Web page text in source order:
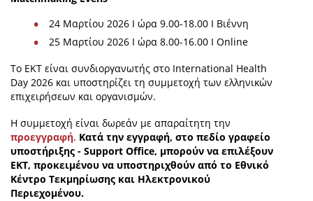
24 Μαρτίου 2026 Ι ώρα 9.00-18.00 Ι Βιέννη
25 Μαρτίου 2026 Ι ώρα 8.00-16.00 Ι Online
Το ΕΚΤ είναι συνδιοργανωτής στο International Health
Day 2026 και υποστηρίζει τη συμμετοχή των ελληνικών
επιχειρήσεων και οργανισμών.
Η συμμετοχή είναι δωρεάν με απαραίτητη την
προεγγραφή. Κατά την εγγραφή, στο πεδίο γραφείο
υποστήριξης - Support Office, μπορούν να επιλέξουν
ΕΚΤ, προκειμένου να υποστηριχθούν από το Εθνικό
Κέντρο Τεκμηρίωσης και Ηλεκτρονικού
Περιεχομένου.